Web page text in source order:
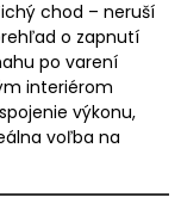
chod – neruší
o zapnutí
po varení
interiérom
výkonu,
voľba na